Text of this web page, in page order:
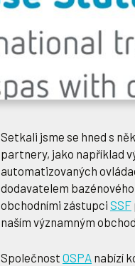
Setkali jsme se hned s
partnery, jako například
automatizovaných
dodavatelem
obchodními zástupci SSF
naším významným
Společnost OSPA nabízí